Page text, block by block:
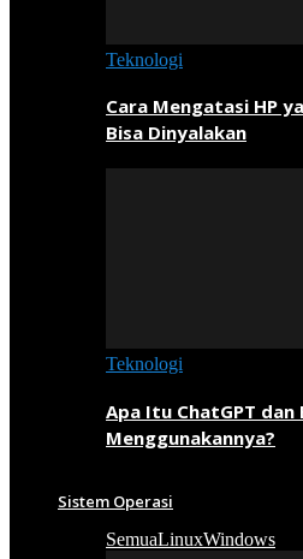
Teknologi
Cara Mengatasi HP
Bisa Dinyalakan
Teknologi
Apa Itu ChatGPT dan
Menggunakannya?
Sistem Operasi
SemuaLinuxWindows